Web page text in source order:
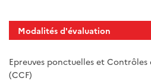
Modalités d'évaluation
Epreuves ponctuelles et
(CCF)